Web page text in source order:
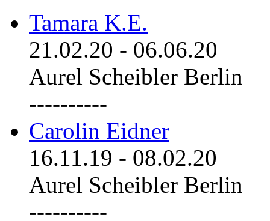
Tamara K.E.
21.02.20 - 06.06.20
Aurel Scheibler Berlin
----------
Carolin Eidner
16.11.19 - 08.02.20
Aurel Scheibler Berlin
----------